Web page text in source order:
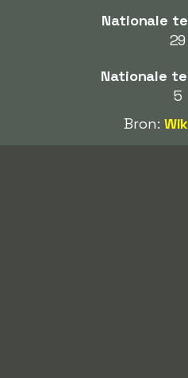
Nationale
29
Nationale
5
Bron: